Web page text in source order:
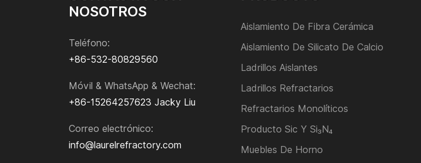
Boquilla de entrada sumergida
Tejido de fibra de vidrio/Tela de fibra de
vidrio
Cerámica resistente al desgaste
Bolas refractarias
Tableros de cordierita
Tableros de vermiculita
NOSOTROS
Teléfono:
+86-532-80829560
Móvil & WhatsApp & Wechat:
+86-15264257623 Jacky Liu
Correo electrónico:
info@laurelrefractory.com
Aislamiento De Fibra Cerámica
Aislamiento De Silicato De Calcio
Ladrillos Aislantes
Ladrillos Refractarios
Refractarios Monolíticos
Producto Sic Y Si₃N₄
Muebles De Horno